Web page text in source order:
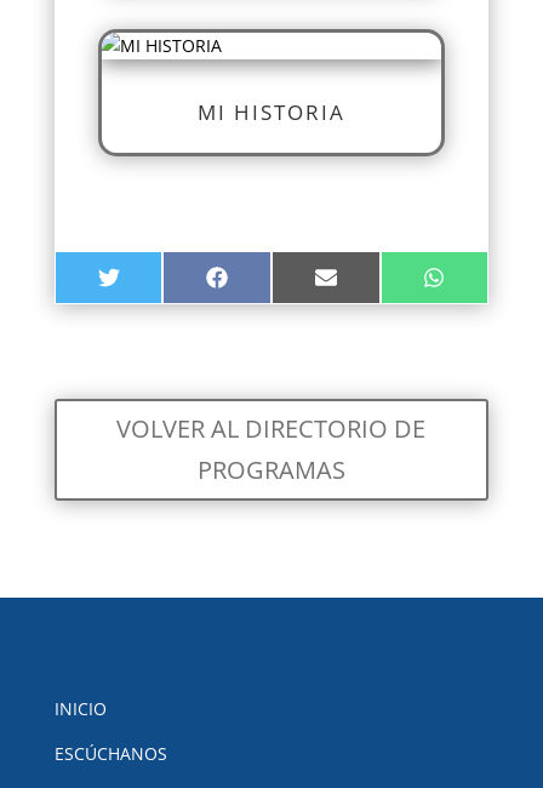
MI HISTORIA
COMPARTIR
EN
COMPARTIR
EN
FACEBOOK COMPARTIR
EN
EMAIL COMPARTIR
EN
WHATSAPP
VOLVER AL DIRECTORIO DE
PROGRAMAS
INICIO
ESCÚCHANOS